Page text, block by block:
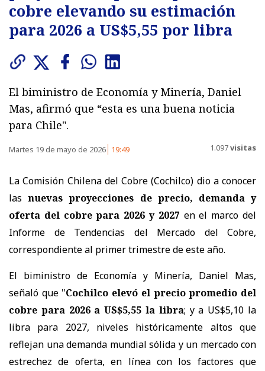
cobre elevando su estimación
para 2026 a US$5,55 por libra
El biministro de Economía y Minería, Daniel
Mas, afirmó que “esta es una buena noticia
para Chile".
Martes 19 de mayo de 2026 19:49 1.097visitas
La Comisión Chilena del Cobre (Cochilco) dio a conocer
las nuevas proyecciones de precio, demanda y
oferta del cobre para 2026 y 2027 en el marco del
Informe de Tendencias del Mercado del Cobre,
correspondiente al primer trimestre de este año.
El biministro de Economía y Minería, Daniel Mas,
señaló que "Cochilco elevó el precio promedio del
cobre para 2026 a US$5,55 la libra; y a US$5,10 la
libra para 2027, niveles históricamente altos que
reflejan una demanda mundial sólida y un mercado con
estrechez de oferta, en línea con los factores que